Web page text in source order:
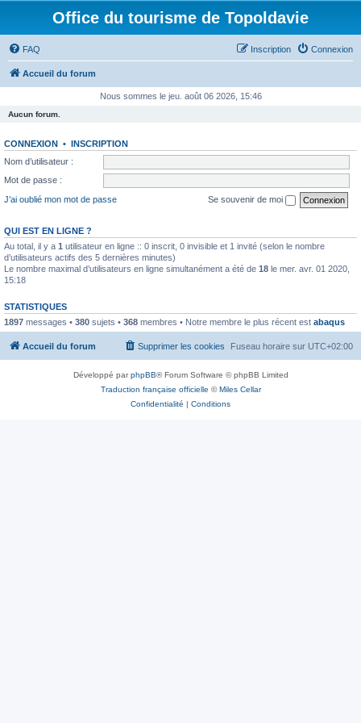
Office du tourisme de Topoldavie
FAQ Connexion
Inscription
Accueil du forum
Nous sommes le jeu. août 06 2026, 15:46
Aucun forum.
CONNEXION • INSCRIPTION
Nom d’utilisateur :
Mot de passe :
J’ai oublié mon mot de passe
Se souvenir de moi
QUI EST EN LIGNE ?
Au total, il y a 1 utilisateur en ligne :: 0 inscrit, 0 invisible et 1 invité (selon le nombre
d’utilisateurs actifs des 5 dernières minutes)
Le nombre maximal d’utilisateurs en ligne simultanément a été de 18 le mer. avr. 01 2020,
15:18
STATISTIQUES
1897 messages • 380 sujets • 368 membres • Notre membre le plus récent est abaqus
Accueil du forum Fuseau horaire sur UTC+02:00
Supprimer les cookies
Développé parphpBB® Forum Software © phpBB Limited
Traduction française officielle ©Miles Cellar
Confidentialité | Conditions